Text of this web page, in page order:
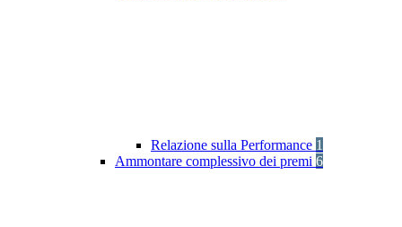
Relazione sulla Performance 1
Ammontare complessivo dei premi 6